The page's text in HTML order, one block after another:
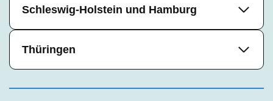
Schleswig-Holstein und Hamburg
Thüringen